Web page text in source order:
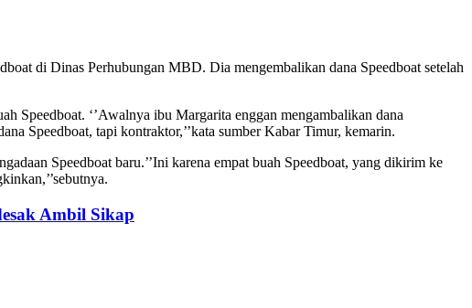
di Dinas Perhubungan MBD. Dia mengembalikan dana Speedboat setelah
Speedboat. ‘’Awalnya ibu Margarita enggan mengambalikan dana
Speedboat, tapi kontraktor,’’kata sumber Kabar Timur, kemarin.
Speedboat baru.’’Ini karena empat buah Speedboat, yang dikirim ke
Ambil Sikap